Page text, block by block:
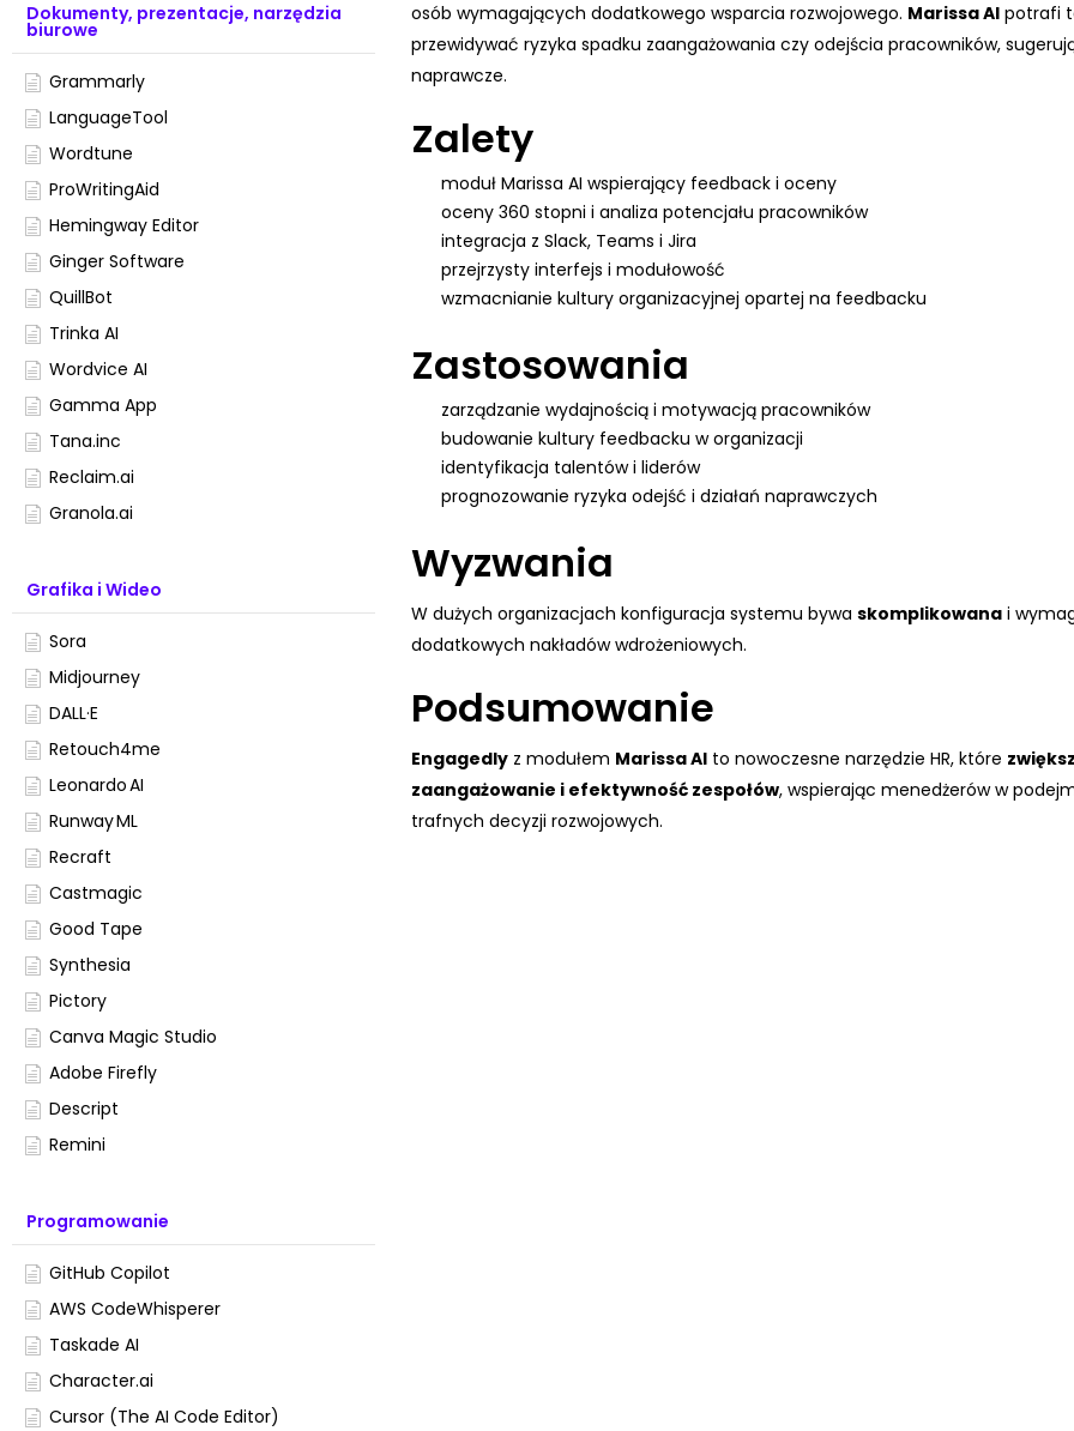
Dokumenty, prezentacje, narzędzia
biurowe
Grammarly
LanguageTool
Wordtune
ProWritingAid
Hemingway Editor
Ginger Software
QuillBot
Trinka AI
Wordvice AI
Gamma App
Tana.inc
Reclaim.ai
Granola.ai
Grafika i Wideo
Sora
Midjourney
DALL·E
Retouch4me
Leonardo AI
Runway ML
Recraft
Castmagic
Good Tape
Synthesia
Pictory
Canva Magic Studio
Adobe Firefly
Descript
Remini
Programowanie
GitHub Copilot
AWS CodeWhisperer
Taskade AI
Character.ai
Cursor (The AI Code Editor)
osób wymagających dodatkowego wsparcia rozwojowego. Marissa AIpotrafi
przewidywać ryzyka spadku zaangażowania czy odejścia pracowników,
naprawcze.
Zalety
moduł Marissa AI wspierający feedback i oceny
oceny 360 stopni i analiza potencjału pracowników
integracja z Slack, Teams i Jira
przejrzysty interfejs i modułowość
wzmacnianie kultury organizacyjnej opartej na feedbacku
Zastosowania
zarządzanie wydajnością i motywacją pracowników
budowanie kultury feedbacku w organizacji
identyfikacja talentów i liderów
prognozowanie ryzyka odejść i działań naprawczych
Wyzwania
W dużych organizacjach konfiguracja systemu bywa skomplikowanai
dodatkowych nakładów wdrożeniowych.
Podsumowanie
Engagedlyz modułem Marissa AIto nowoczesne narzędzie HR, które
zaangażowanie i efektywność zespołów, wspierając menedżerów w
trafnych decyzji rozwojowych.